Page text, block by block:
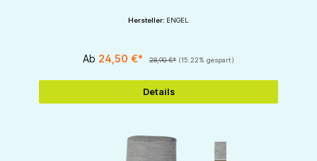
Hersteller: ENGEL
Ab 24,50 €* 28,90 €* (15.22% gespart)
Details